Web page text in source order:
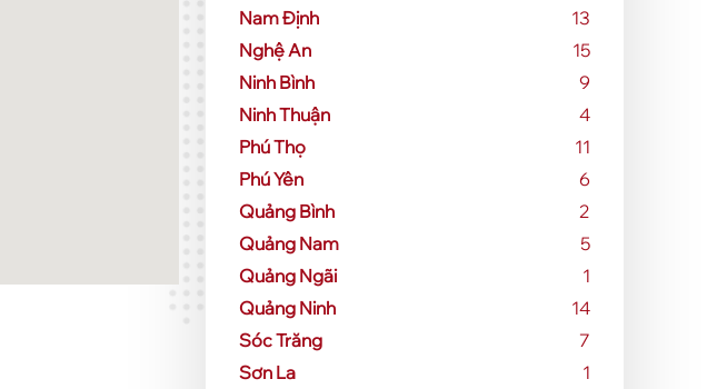
Nam Định
13
Nghệ An
15
Ninh Bình
9
Ninh Thuận
4
Phú Thọ
11
Phú Yên
6
Quảng Bình
2
Quảng Nam
5
Quảng Ngãi
1
Quảng Ninh
14
Sóc Trăng
7
Sơn La
1